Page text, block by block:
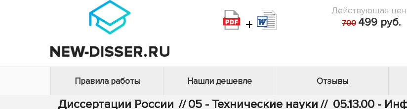
+
Действующая
700 499 руб.
Правила работы Нашли дешевле Отзывы
Диссертации России // 05 - Технические науки // 05.13.00 -